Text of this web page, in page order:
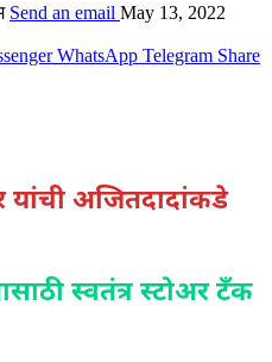
Send an email May 13, 2022
WhatsApp Telegram Share
यांची अजितदादांकडे
स्वतंत्र स्टोअर टॅंक